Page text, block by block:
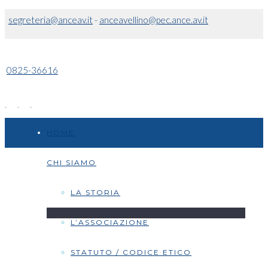
segreteria@anceav.it- anceavellino@pec.ance.av.it
0825-36616
CHI SIAMO
LA STORIA
L’ASSOCIAZIONE
STATUTO / CODICE ETICO